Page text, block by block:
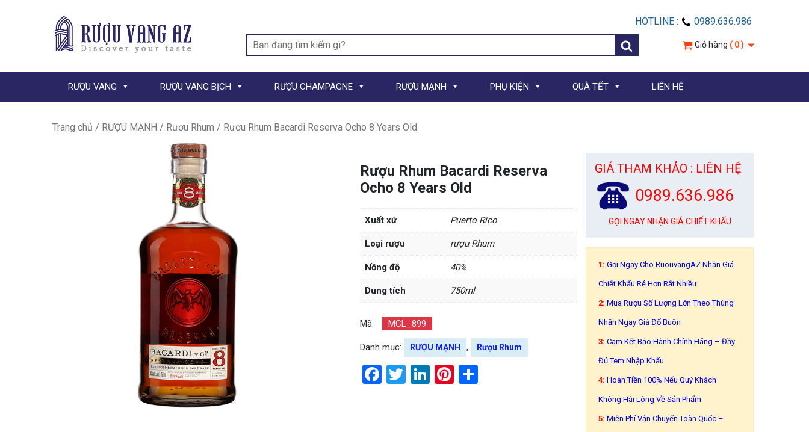
HOTLINE :
0989.636.986
Search
for:
Giỏ hàng ( 0 )
RƯỢU VANG RƯỢU VANG BỊCH RƯỢU CHAMPAGNE RƯỢU MẠNH PHỤ KIỆN QUÀ TẾT LIÊN HỆ
Trang chủ / RƯỢU MẠNH / Rượu Rhum / Rượu Rhum Bacardi Reserva Ocho 8 Years Old
Rượu Rhum Bacardi Reserva
Ocho 8 Years Old
Xuất xứ Puerto Rico
Loại rượu rượu Rhum
Nồng độ 40%
Dung tích 750ml
Mã: MCL_899
Danh mục: RƯỢU MẠNH , Rượu Rhum
Facebook
Twitter
LinkedIn
Pinterest
GIÁ THAM KHẢO : LIÊN HỆ
0989.636.986
GỌI NGAY NHẬN GIÁ CHIẾT KHẤU
1:Gọi Ngay Cho RuouvangAZ Nhận Giá
Chiết Khấu Rẻ Hơn Rất Nhiều
2:Mua Rượu Số Lượng Lớn Theo Thùng
Nhận Ngay Giá Đổ Buôn
3: Cam Kết Bảo Hành Chính Hãng – Đầy
Đủ Tem Nhập Khẩu
4:Hoàn Tiền 100% Nếu Quý Khách
Không Hài Lòng Về Sản Phẩm
5: Miễn Phí Vận Chuyển Toàn Quốc –